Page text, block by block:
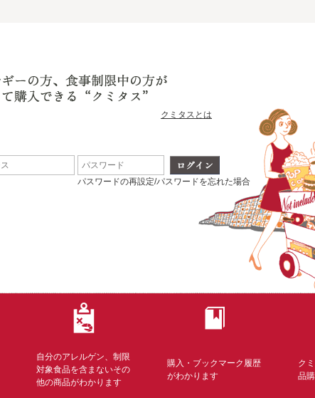
クミタスとは
パスワードの再設定/パスワードを忘れた場合
自分のアレルゲン、制限
対象食品を含まないその
他の商品がわかります
購入・ブックマーク履歴
がわかります
ク
品